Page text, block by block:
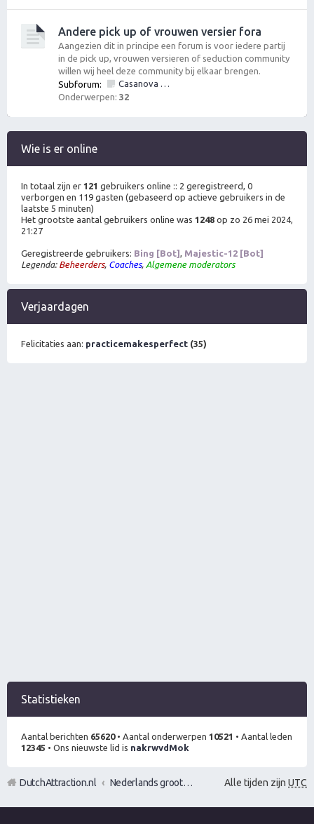
Andere pick up of vrouwen versier fora
Aangezien dit in principe een forum is voor iedere partij
in de pick up, vrouwen versieren of seduction community
willen wij heel deze community bij elkaar brengen.
Subforum:
Casanova Bootcamp Forum
Onderwerpen: 32
Wie is er online
In totaal zijn er 121 gebruikers online :: 2 geregistreerd, 0
verborgen en 119 gasten (gebaseerd op actieve gebruikers in de
laatste 5 minuten)
Het grootste aantal gebruikers online was 1248 op zo 26 mei 2024,
21:27
Geregistreerde gebruikers: Bing [Bot] , Majestic-12 [Bot]
Legenda: Beheerders, Coaches, Algemene moderators
Verjaardagen
Felicitaties aan: practicemakesperfect (35)
Statistieken
Aantal berichten 65620• Aantal onderwerpen 10521 • Aantal leden
12345 • Ons nieuwste lid is nakrwvdMok
Alle tijden zijn UTC
DutchAttraction.nl Nederlands grootste Dutch Attraction, Lifestyle, Vrouwen versieren en Pick-Up (PUA) Forum